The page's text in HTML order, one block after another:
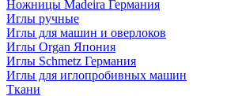
Ножницы Madeira Германия
Иглы ручные
Иглы для машин и оверлоков
Иглы Organ Япония
Иглы Schmetz Германия
Иглы для иглопробивных машин
Ткани